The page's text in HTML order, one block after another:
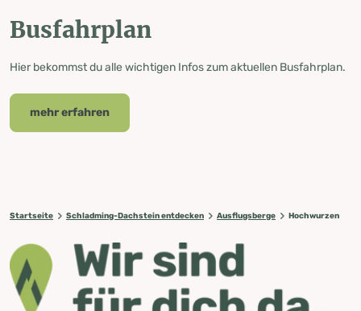
Busfahrplan
Hier bekommst du alle wichtigen Infos zum aktuellen Busfahrplan.
mehr erfahren
Startseite Schladming-Dachstein entdecken Ausflugsberge Hochwurzen